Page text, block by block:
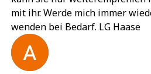
mit ihr. Werde mich immer
wenden bei Bedarf. LG Haase